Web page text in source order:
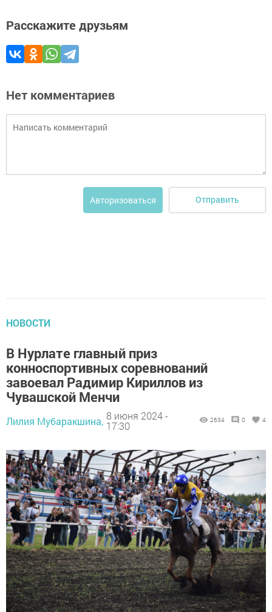
Расскажите друзьям
Нет комментариев
Авторизоваться Отправить
НОВОСТИ
В Нурлате главный приз
конноспортивных соревнований
завоевал Радимир Кириллов из
Чувашской Менчи
Лилия Мубаракшина, 8 июня 2024 -
17:30
2634 0 4